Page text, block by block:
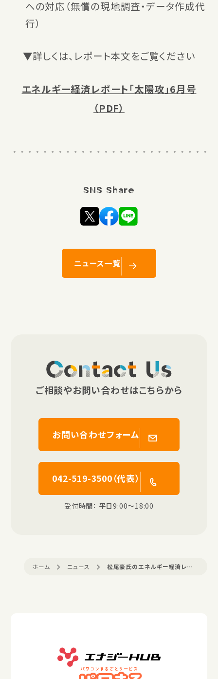
への対応（無償の現地調査・データ作成代
行）
▼詳しくは、レポート本文をご覧ください
エネルギー経済レポート「太陽攻」6月号
（PDF）
SNS Share
ニュース一覧
Contact Us
ご相談やお問い合わせはこちらから
お問い合わせフォーム
042-519-3500（代表）
受付時間： 平日9:00〜18:00
ホーム ニュース 松尾豪氏のエネルギー経済レポート公開